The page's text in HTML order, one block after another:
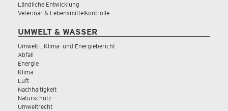
Ländliche Entwicklung
Veterinär & Lebensmittelkontrolle
UMWELT & WASSER
Umwelt-, Klima- und Energiebericht
Abfall
Energie
Klima
Luft
Nachhaltigkeit
Naturschutz
Umweltrecht